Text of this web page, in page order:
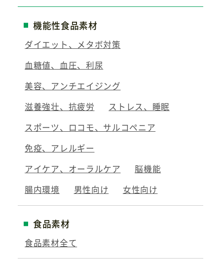
機能性食品素材
ダイエット、メタボ対策
血糖値、血圧、利尿
美容、アンチエイジング
滋養強壮、抗疲労
ストレス、睡眠
スポーツ、ロコモ、サルコペニア
免疫、アレルギー
アイケア、オーラルケア
脳機能
腸内環境
男性向け 女性向け
食品素材
食品素材全て